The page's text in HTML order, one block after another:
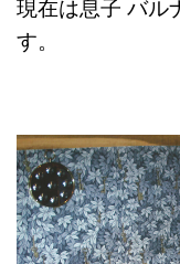
現在は息子 バル
す。